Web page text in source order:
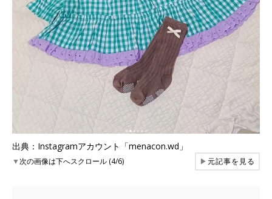
出典：Instagramアカウント「menacon.wd」
▼次の画像は下へスクロール (4/6) ▶元記事を見る